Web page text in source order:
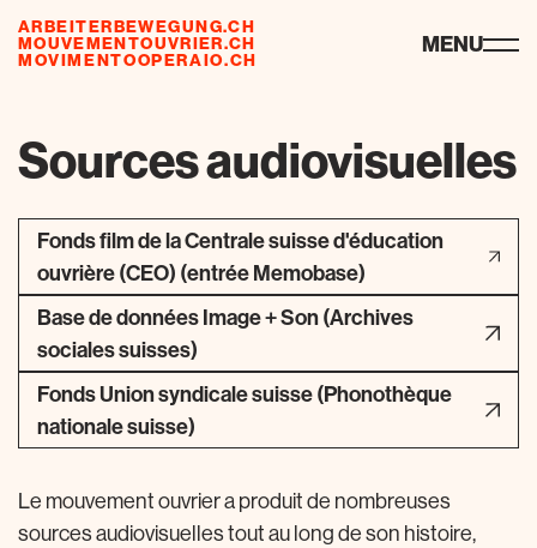
ARBEITERBEWEGUNG.CH
MOUVEMENTOUVRIER.CH
MOVIMENTOOPERAIO.CH
ressources MENU
Sources audiovisuelles
Fonds film de la Centrale suisse d'éducation
ouvrière (CEO) (entrée Memobase)
Base de données Image + Son (Archives
sociales suisses)
Fonds Union syndicale suisse (Phonothèque
nationale suisse)
Le mouvement ouvrier a produit de nombreuses
sources audiovisuelles tout au long de son histoire,